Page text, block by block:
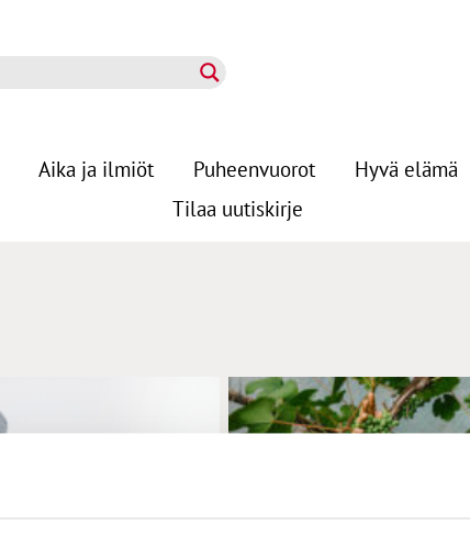
Aika ja ilmiöt Puheenvuorot Hyvä elämä
Tilaa uutiskirje